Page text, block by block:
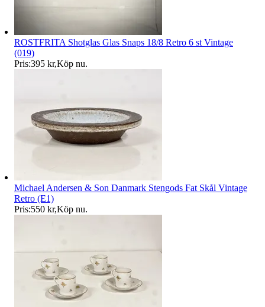
ROSTFRITA Shotglas Glas Snaps 18/8 Retro 6 st Vintage
(019)
Pris:395 kr,Köp nu.
Michael Andersen & Son Danmark Stengods Fat Skål Vintage
Retro (E1)
Pris:550 kr,Köp nu.